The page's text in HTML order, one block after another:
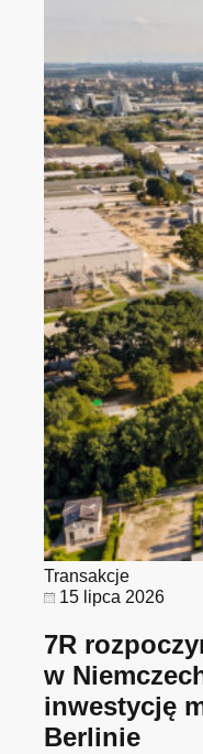
Transakcje
15 lipca 2026
7R
w
inwestycję
Berlinie